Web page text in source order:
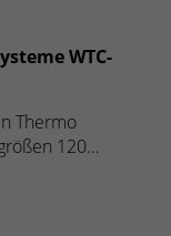
WTC-
Thermo
120…